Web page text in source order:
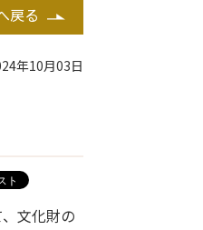
戻る
年10月03日
文化財の